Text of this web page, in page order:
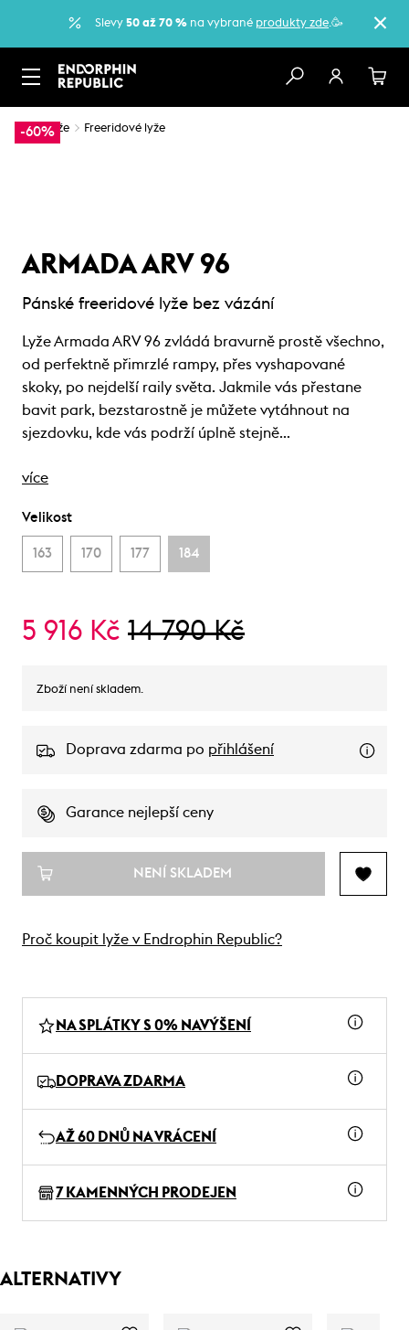
Slevy 50 až 70 % na vybrané produkty zde.🥳
-60%
… Lyže Freeridové lyže
ARMADA ARV 96
Pánské freeridové lyže bez vázání
Lyže Armada ARV 96 zvládá bravurně prostě všechno,
od perfektně přimrzlé rampy, přes vyshapované
skoky, po nejdelší raily světa. Jakmile vás přestane
bavit park, bezstarostně je můžete vytáhnout na
sjezdovku, kde vás podrží úplně stejně…
více
Velikost
163 170 177 184
5 916 Kč 14 790 Kč
Zboží není skladem.
Doprava zdarma po přihlášení
Garance nejlepší ceny
NENÍ SKLADEM
Proč koupit lyže v Endrophin Republic?
NA SPLÁTKY S 0% NAVÝŠENÍ
DOPRAVA ZDARMA
AŽ 60 DNŮ NA VRÁCENÍ
7 KAMENNÝCH PRODEJEN
ALTERNATIVY